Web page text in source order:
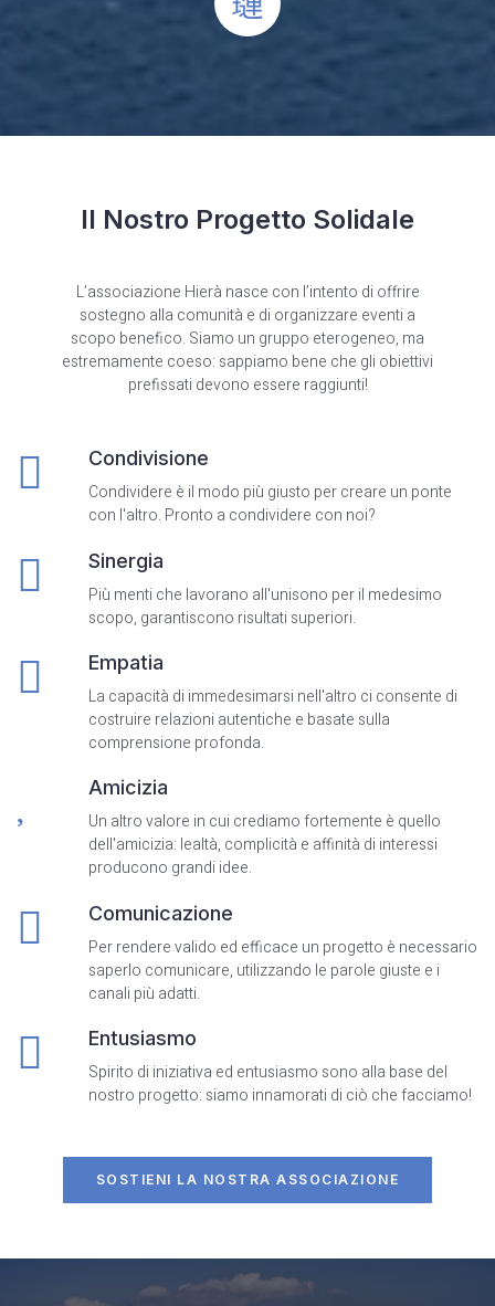
Il Nostro Progetto Solidale
L’associazione Hierà nasce con l’intento di offrire
sostegno alla comunità e di organizzare eventi a
scopo benefico. Siamo un gruppo eterogeneo, ma
estremamente coeso: sappiamo bene che gli obiettivi
prefissati devono essere raggiunti!
Condividere è il modo più giusto per creare un ponte
con l'altro. Pronto a condividere con noi?
Più menti che lavorano all'unisono per il medesimo
scopo, garantiscono risultati superiori.